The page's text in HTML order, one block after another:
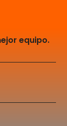
equipo.